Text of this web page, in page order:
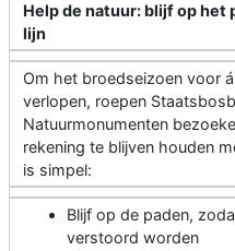
Help de natuur: blijf op het
lijn
Om het broedseizoen voor
verlopen, roepen
Natuurmonumenten
rekening te blijven houden
is simpel:
Blijf op de paden,
verstoord worden